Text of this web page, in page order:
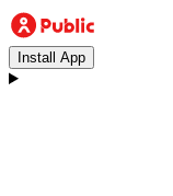
Install App